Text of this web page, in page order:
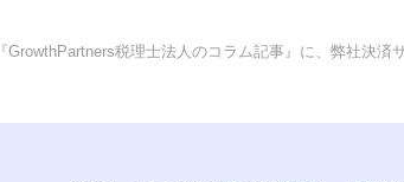
『GrowthPartners税理士法人のコラム記事』に、弊社決済